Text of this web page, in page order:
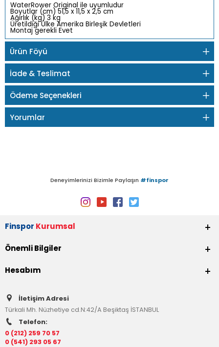
WaterRower Original ile uyumludur
Boyutlar (cm) 51,5 x 11,5 x 2,5 cm
Ağırlık (kg) 3 kg
Üretildiği Ülke Amerika Birleşik Devletleri
Montaj gerekli Evet
Ürün Föyü
İade & Teslimat
Ödeme Seçenekleri
Yorumlar
Deneyimlerinizi Bizimle Paylaşın #finspor
Finspor Kurumsal
Önemli Bilgiler
Hesabım
İletişim Adresi
Türkali Mh. Nüzhetiye cd.N:42/A Beşiktaş İSTANBUL
Telefon:
0 (212) 259 70 57
0 (541) 293 05 67